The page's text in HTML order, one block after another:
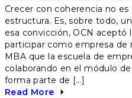
Crecer con coherencia no
estructura. Es, sobre todo,
esa convicción, OCN aceptó
participar como empresa de
MBA que la escuela de
colaborando en el módulo
forma parte de […]
Read More